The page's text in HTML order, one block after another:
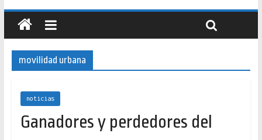
movilidad urbana
noticias
Ganadores y perdedores del